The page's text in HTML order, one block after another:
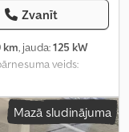
Zvanīt
km, jauda:125 kW
veids:
gads:2015,
gaisa
Mazā sludinājuma